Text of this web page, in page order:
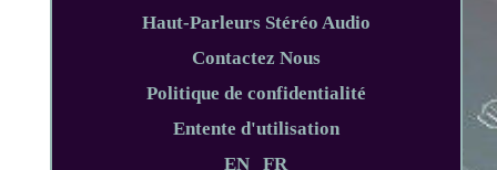
Haut-Parleurs Stéréo Audio
Contactez Nous
Politique de confidentialité
Entente d'utilisation
EN
FR